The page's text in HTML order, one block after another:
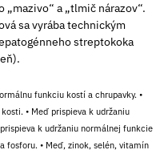
a „tlmič nárazov“.
sa vyrába technickým
streptokoka
funkciu kostí a chrupavky. •
• Meď prispieva k udržaniu
k udržaniu normálnej funkcie
fosforu. • Meď, zinok, selén, vitamín